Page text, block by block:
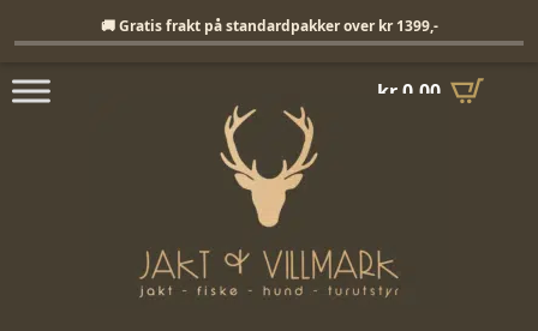
kr0,00
🚚 Gratis frakt på standardpakker over kr 1399,-